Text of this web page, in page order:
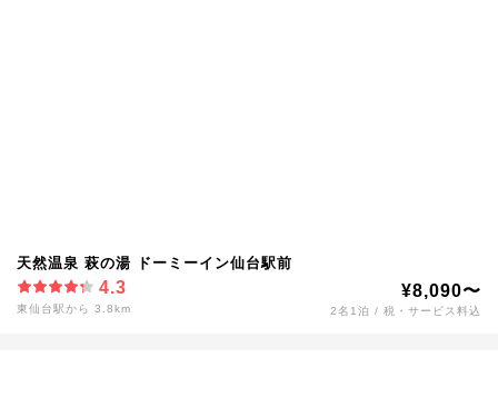
天然温泉 萩の湯 ドーミーイン仙台駅前
4.3
東仙台駅から 3.8km
¥8,090〜
2名1泊 / 税・サービス料込